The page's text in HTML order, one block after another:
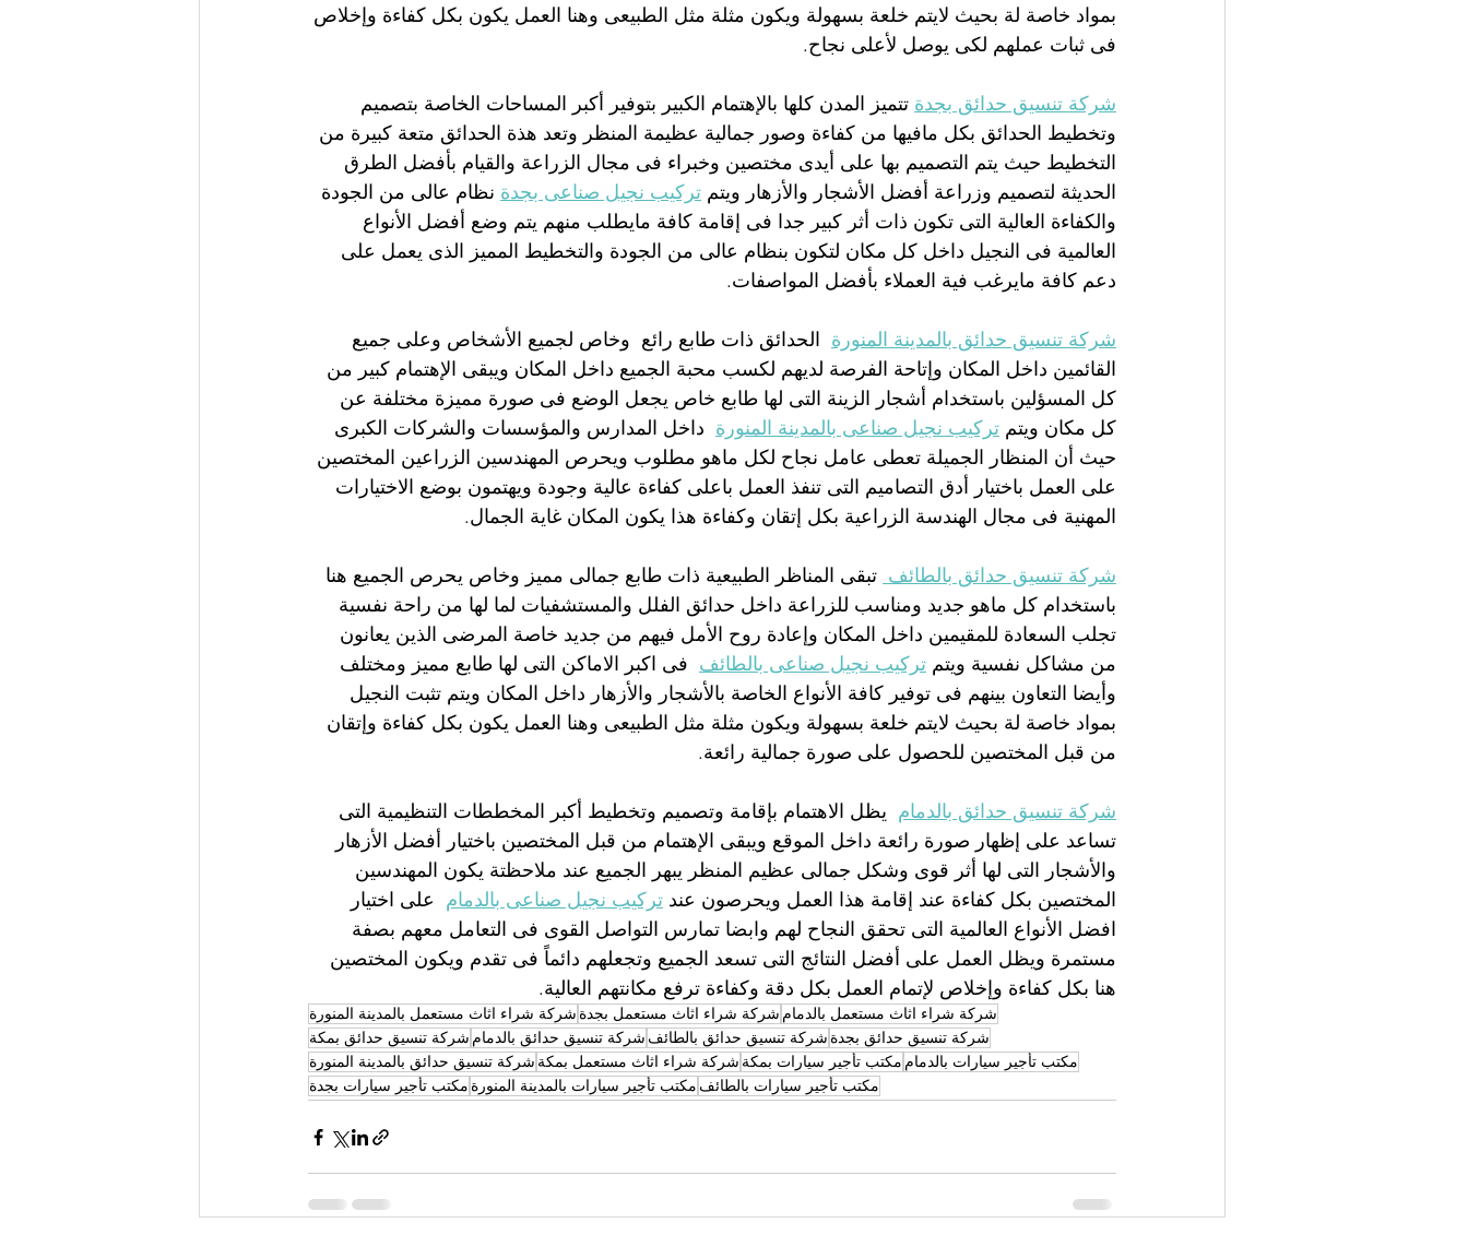
بمواد خاصة لة بحيث لايتم خلعة بسهولة ويكون مثلة مثل الطبيعى وهنا العمل يكون بكل كفاءة وإخلاص
فى ثبات عملهم لكى يوصل لأعلى نجاح.
شركة تنسيق حدائق بجدة تتميز المدن كلها بالإهتمام الكبير بتوفير أكبر المساحات الخاصة بتصميم
وتخطيط الحدائق بكل مافيها من كفاءة وصور جمالية عظيمة المنظر وتعد هذة الحدائق متعة كبيرة من
التخطيط حيث يتم التصميم بها على أيدى مختصين وخبراء فى مجال الزراعة والقيام بأفضل الطرق
الحديثة لتصميم وزراعة أفضل الأشجار والأزهار ويتم تركيب نجيل صناعى بجدة نظام عالى من الجودة
والكفاءة العالية التى تكون ذات أثر كبير جدا فى إقامة كافة مايطلب منهم يتم وضع أفضل الأنواع
العالمية فى النجيل داخل كل مكان لتكون بنظام عالى من الجودة والتخطيط المميز الذى يعمل على
دعم كافة مايرغب فية العملاء بأفضل المواصفات.
شركة تنسيق حدائق بالمدينة المنورة
  الحدائق ذات طابع رائع  وخاص لجميع الأشخاص وعلى جميع
القائمين داخل المكان وإتاحة الفرصة لديهم لكسب محبة الجميع داخل المكان ويبقى الإهتمام كبير من
كل المسؤلين باستخدام أشجار الزينة التى لها طابع خاص يجعل الوضع فى صورة مميزة مختلفة عن
كل مكان ويتم تركيب نجيل صناعى بالمدينة المنورة
  داخل المدارس والمؤسسات والشركات الكبرى
حيث أن المنظار الجميلة تعطى عامل نجاح لكل ماهو مطلوب ويحرص المهندسين الزراعين المختصين
على العمل باختيار أدق التصاميم التى تنفذ العمل باعلى كفاءة عالية وجودة ويهتمون بوضع الاختيارات
المهنية فى مجال الهندسة الزراعية بكل إتقان وكفاءة هذا يكون المكان غاية الجمال.
شركة تنسيق حدائق بالطائف تبقى المناظر الطبيعية ذات طابع جمالى مميز وخاص يحرص الجميع هنا
باستخدام كل ماهو جديد ومناسب للزراعة داخل حدائق الفلل والمستشفيات لما لها من راحة نفسية
تجلب السعادة للمقيمين داخل المكان وإعادة روح الأمل فيهم من جديد خاصة المرضى الذين يعانون
من مشاكل نفسية ويتم تركيب نجيل صناعى بالطائف
  فى اكبر الاماكن التى لها طابع مميز ومختلف
وأيضا التعاون بينهم فى توفير كافة الأنواع الخاصة بالأشجار والأزهار داخل المكان ويتم تثبت النجيل
بمواد خاصة لة بحيث لايتم خلعة بسهولة ويكون مثلة مثل الطبيعى وهنا العمل يكون بكل كفاءة وإتقان
من قبل المختصين للحصول على صورة جمالية رائعة.
شركة تنسيق حدائق بالدمام
  يظل الاهتمام بإقامة وتصميم وتخطيط أكبر المخططات التنظيمية التى
تساعد على إظهار صورة رائعة داخل الموقع ويبقى الإهتمام من قبل المختصين باختيار أفضل الأزهار
والأشجار التى لها أثر قوى وشكل جمالى عظيم المنظر يبهر الجميع عند ملاحظتة يكون المهندسين
المختصين بكل كفاءة عند إقامة هذا العمل ويحرصون عند تركيب نجيل صناعى بالدمام
  على اختيار
افضل الأنواع العالمية التى تحقق النجاح لهم وابضا تمارس التواصل القوى فى التعامل معهم بصفة
مستمرة ويظل العمل على أفضل النتائج التى تسعد الجميع وتجعلهم دائماً فى تقدم ويكون المختصين
هنا بكل كفاءة وإخلاص لإتمام العمل بكل دقة وكفاءة ترفع مكانتهم العالية.
شركة شراء اثاث مستعمل بالمدينة المنورة شركة شراء اثاث مستعمل بجدة شركة شراء اثاث مستعمل بالدمام
شركة تنسيق حدائق بمكة شركة تنسيق حدائق بالدمام شركة تنسيق حدائق بالطائف شركة تنسيق حدائق بجدة
شركة تنسيق حدائق بالمدينة المنورة شركة شراء اثاث مستعمل بمكة مكتب تأجير سيارات بمكة مكتب تأجير سيارات بالدمام
مكتب تأجير سيارات بجدة مكتب تأجير سيارات بالمدينة المنورة مكتب تأجير سيارات بالطائف